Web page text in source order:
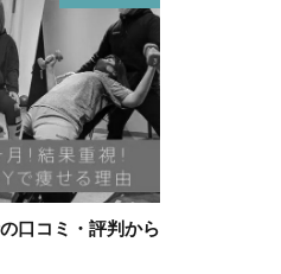
口コミ・評判から